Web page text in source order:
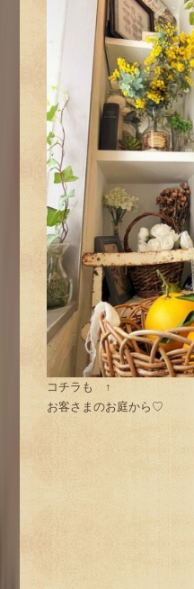
コチラも ↑
お客さまのお庭から♡